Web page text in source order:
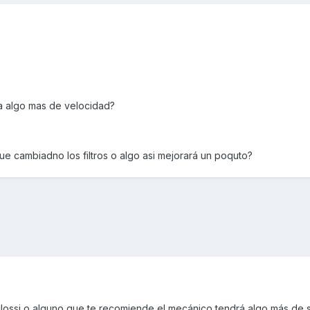
mas de velocidad?
cambiadno los filtros o algo asi mejorará un poquto?